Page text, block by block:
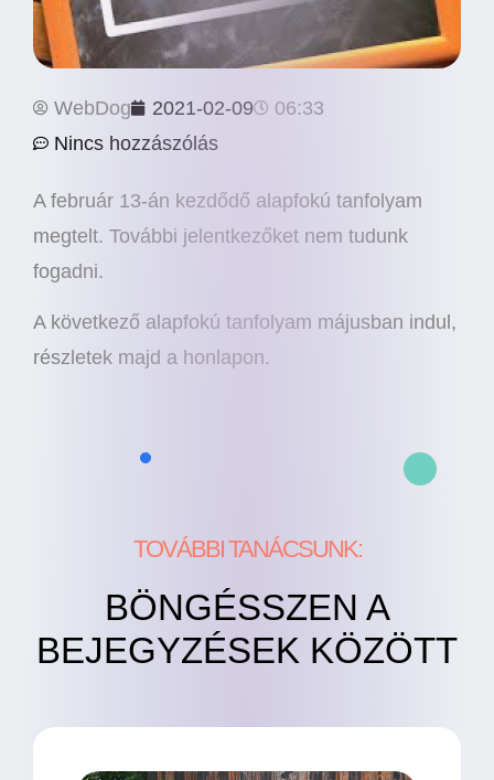
WebDog 2021-02-09
06:33
Nincs hozzászólás
A február 13-án kezdődő alapfokú tanfolyam
megtelt. További jelentkezőket nem tudunk
fogadni.
A következő alapfokú tanfolyam májusban indul,
részletek majd a honlapon.
TOVÁBBI TANÁCSUNK:
BÖNGÉSSZEN A
BEJEGYZÉSEK KÖZÖTT